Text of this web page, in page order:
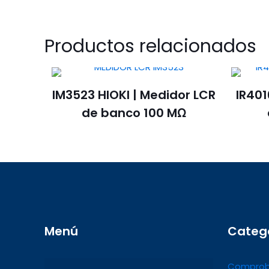
Productos relacionados
IM3523 HIOKI | Medidor LCR
de banco 100 MΩ
Menú